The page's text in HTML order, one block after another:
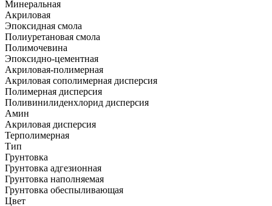
Минеральная
Акриловая
Эпоксидная смола
Полиуретановая смола
Полимочевина
Эпоксидно-цементная
Акриловая-полимерная
Акриловая сополимерная дисперсия
Полимерная дисперсия
Поливинилиденхлорид дисперсия
Амин
Акриловая дисперсия
Терполимерная
Тип
Грунтовка
Грунтовка адгезионная
Грунтовка наполняемая
Грунтовка обеспыливающая
Цвет